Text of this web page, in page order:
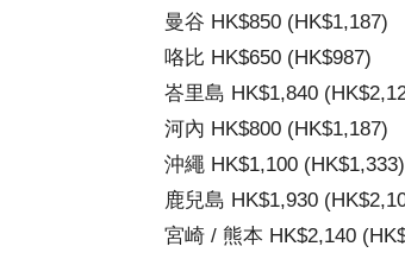
曼谷 HK$850 (HK$1,187)
咯比 HK$650 (HK$987)
峇里島 HK$1,840
河內 HK$800 (HK$1,187)
沖繩 HK$1,100 (HK$1,333)
鹿兒島 HK$1,930
宮崎 / 熊本 HK$2,140